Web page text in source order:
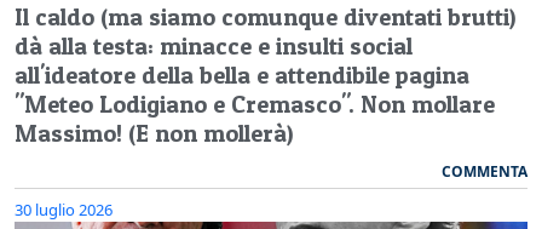
Il caldo (ma siamo comunque diventati brutti)
dà alla testa: minacce e insulti social
all'ideatore della bella e attendibile pagina
"Meteo Lodigiano e Cremasco". Non mollare
Massimo! (E non mollerà)
COMMENTA
30 luglio 2026